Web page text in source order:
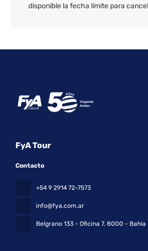
disponible la fecha límite para
FyA Tour
Contacto
+54 9 2914 72-7573
info@fya.com.ar
Belgrano 133 - Oficina 7, 8000 - Bahia